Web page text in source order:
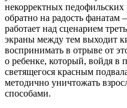
некорректных
обратно на радость
работает над сценарием
экраны между тем выходит
воспринимать в отрыве от
о ребенке, который, войдя в
светящегося красным
методично уничтожать
способами.